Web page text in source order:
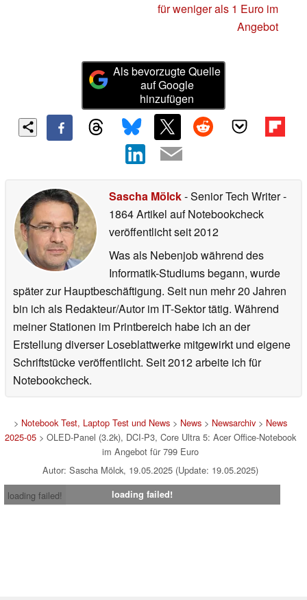
für weniger als 1 Euro im
Angebot
Als bevorzugte Quelle
auf Google
hinzufügen
Sascha Mölck- Senior Tech Writer-
1864 Artikel auf Notebookcheck
veröffentlichtseit 2012
Was als Nebenjob während des
Informatik-Studiums begann, wurde
später zur Hauptbeschäftigung. Seit nun mehr 20 Jahren
bin ich als Redakteur/Autor im IT-Sektor tätig. Während
meiner Stationen im Printbereich habe ich an der
Erstellung diverser Loseblattwerke mitgewirkt und eigene
Schriftstücke veröffentlicht. Seit 2012 arbeite ich für
Notebookcheck.
> Notebook Test, Laptop Test und News> News> Newsarchiv> News
2025-05> OLED-Panel (3.2k), DCI-P3, Core Ultra 5: Acer Office-Notebook
im Angebot für 799 Euro
Autor: Sascha Mölck, 19.05.2025 (Update: 19.05.2025)
loading failed!
loading failed!